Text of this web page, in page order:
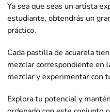
Ya sea que seas un artista
estudiante, obtendrás un
práctico.
Cada pastilla de acuarela
mezclar correspondiente en
mezclar y experimentar con
Explora tu potencial y